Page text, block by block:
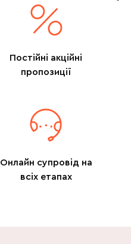
Постійні акційні
пропозиції
Онлайн супровід на
всіх етапах